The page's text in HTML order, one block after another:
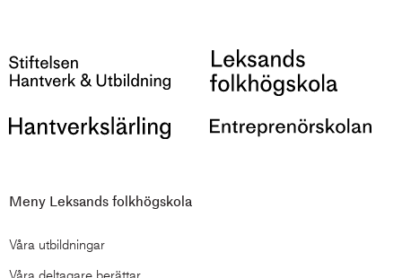
Meny Leksands folkhögskola
Våra utbildningar